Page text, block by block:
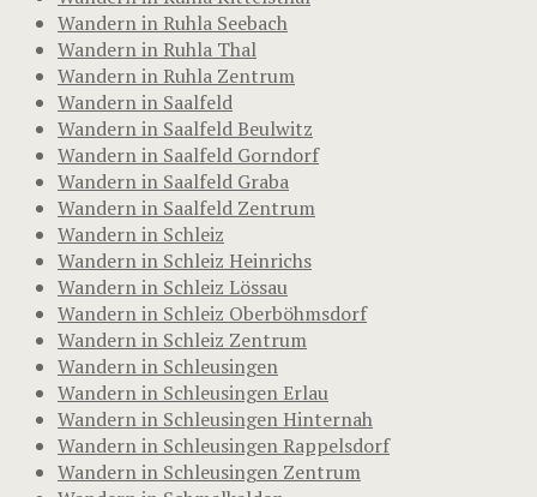
Wandern in Ruhla Seebach
Wandern in Ruhla Thal
Wandern in Ruhla Zentrum
Wandern in Saalfeld
Wandern in Saalfeld Beulwitz
Wandern in Saalfeld Gorndorf
Wandern in Saalfeld Graba
Wandern in Saalfeld Zentrum
Wandern in Schleiz
Wandern in Schleiz Heinrichs
Wandern in Schleiz Lössau
Wandern in Schleiz Oberböhmsdorf
Wandern in Schleiz Zentrum
Wandern in Schleusingen
Wandern in Schleusingen Erlau
Wandern in Schleusingen Hinternah
Wandern in Schleusingen Rappelsdorf
Wandern in Schleusingen Zentrum